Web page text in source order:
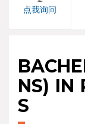
点我询问
NS) IN
S